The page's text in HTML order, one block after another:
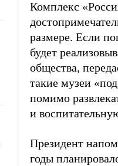
Комплекс
размере. Если
будет
общества,
такие музеи
помимо
и
Президент
годы